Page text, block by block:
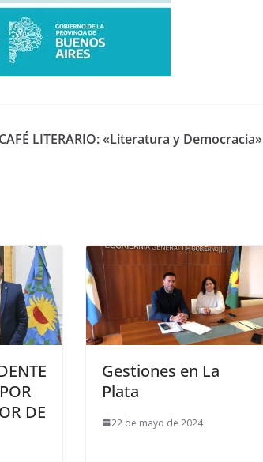
CAFÉ LITERARIO: «Literatura y Democracia»
DE
Gestiones en La
Plata
22 de mayo de 2024